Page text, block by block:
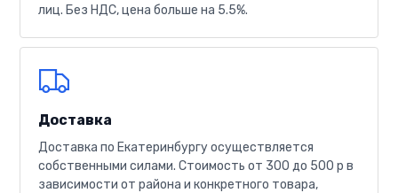
лиц. Без НДС, цена больше на 5.5%.
Доставка
Доставка по Екатеринбургу осуществляется
собственными силами. Стоимость от 300 до 500 р в
зависимости от района и конкретного товара,